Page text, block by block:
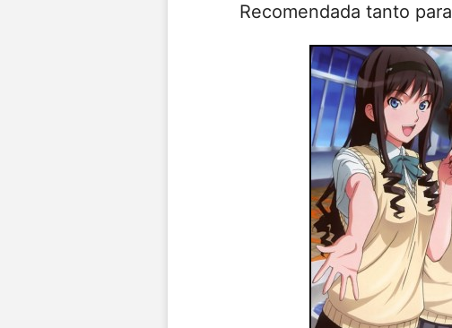
Recomendada tanto para